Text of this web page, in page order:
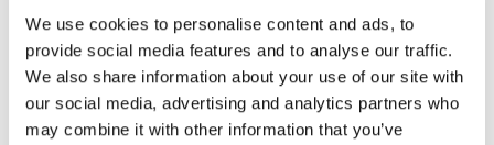
We use cookies to personalise content and ads, to
provide social media features and to analyse our traffic.
We also share information about your use of our site with
our social media, advertising and analytics partners who
may combine it with other information that you’ve